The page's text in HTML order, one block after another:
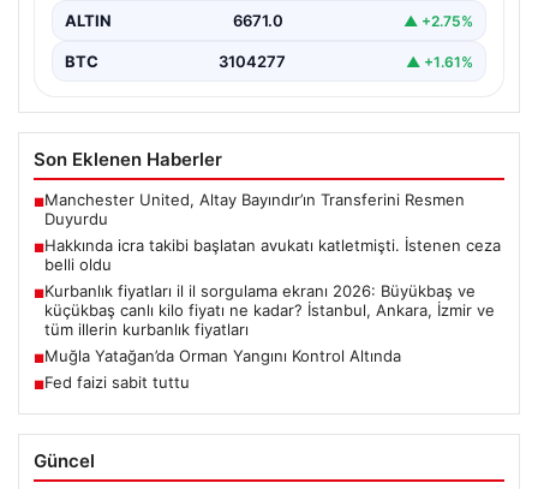
ALTIN 6671.0 ▲ +2.75%
BTC 3104277 ▲ +1.61%
Son Eklenen Haberler
■Manchester United, Altay Bayındır’ın Transferini Resmen
Duyurdu
■Hakkında icra takibi başlatan avukatı katletmişti. İstenen ceza
belli oldu
■Kurbanlık fiyatları il il sorgulama ekranı 2026: Büyükbaş ve
küçükbaş canlı kilo fiyatı ne kadar? İstanbul, Ankara, İzmir ve
tüm illerin kurbanlık fiyatları
■Muğla Yatağan’da Orman Yangını Kontrol Altında
■Fed faizi sabit tuttu
Güncel